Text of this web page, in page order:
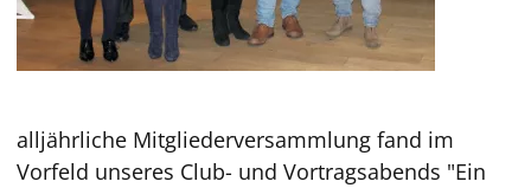
alljährliche Mitgliederversammlung fand im
Vorfeld unseres Club- und Vortragsabends "Ein